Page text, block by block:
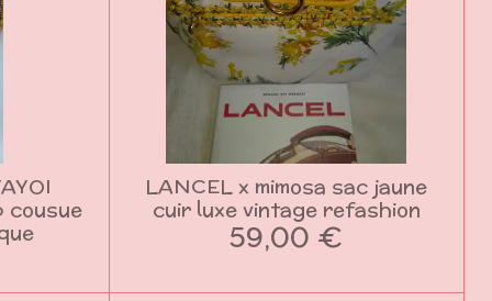
cousue
LANCEL x mimosa sac jaune
cuir luxe vintage refashion
59,00 €